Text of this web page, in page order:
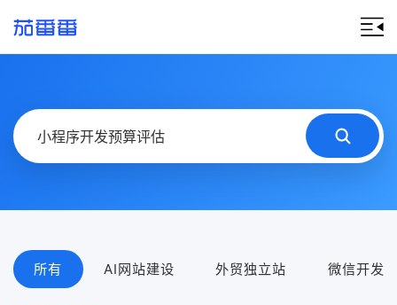
所有 AI网站建设 外贸独立站 微信开发